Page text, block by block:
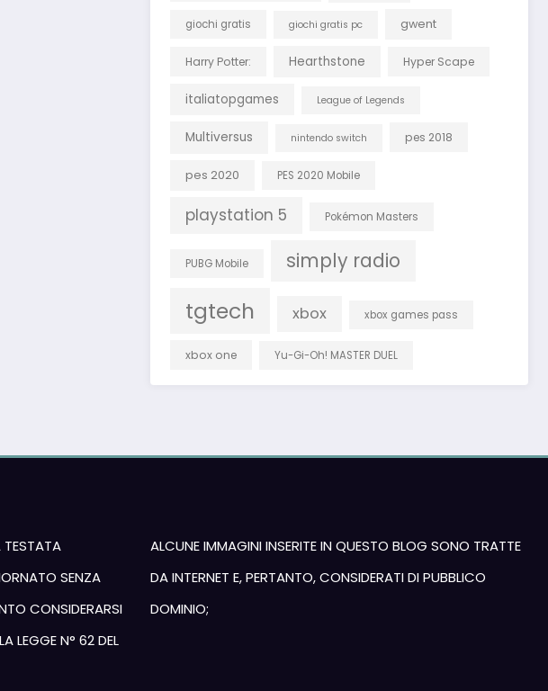
giochi gratis giochi gratis pc gwent
Harry Potter: Hearthstone Hyper Scape
italiatopgames League of Legends
Multiversus nintendo switch pes 2018
pes 2020 PES 2020 Mobile
playstation 5 Pokémon Masters
PUBG Mobile simply radio
tgtech xbox xbox games pass
xbox one Yu-Gi-Oh! MASTER DUEL
TESTATA
SENZA
CONSIDERARSI
LEGGE N° 62 DEL
ALCUNE IMMAGINI INSERITE IN QUESTO BLOG SONO TRATTE
DA INTERNET E, PERTANTO, CONSIDERATI DI PUBBLICO
DOMINIO;